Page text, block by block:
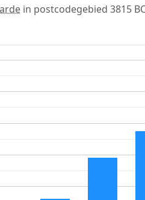
in postcodegebied 3815